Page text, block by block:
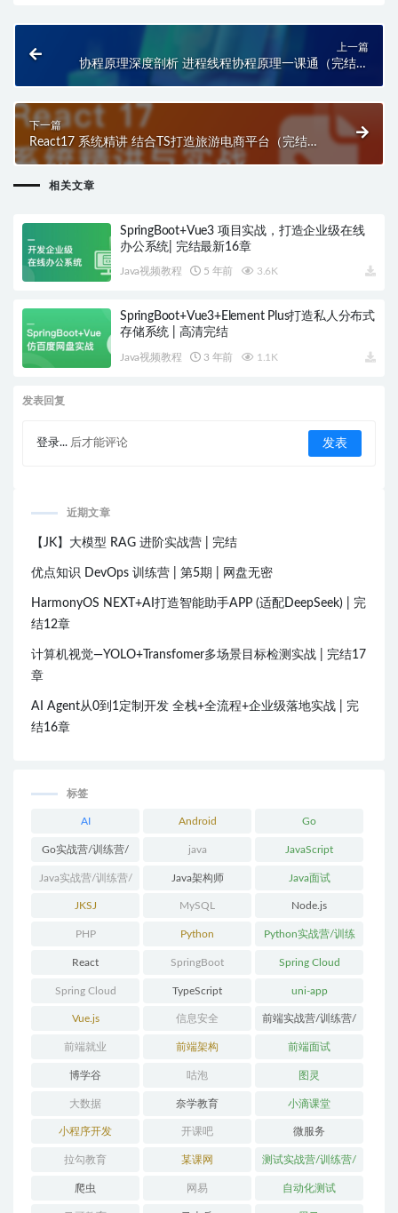
上一篇
协程原理深度剖析 进程线程协程原理一课通（完结无
下一篇
React17 系统精讲 结合TS打造旅游电商平台（完结无
密）
相关文章
SpringBoot+Vue3 项目实战，打造企业级在线
办公系统| 完结最新16章
Java视频教程 5 年前 3.6K
SpringBoot+Vue3+Element Plus打造私人分布式
存储系统 | 高清完结
Java视频教程 3 年前 1.1K
发表回复
登录... 后才能评论
近期文章
【JK】大模型 RAG 进阶实战营 | 完结
优点知识 DevOps 训练营 | 第5期 | 网盘无密
HarmonyOS NEXT+AI打造智能助手APP (适配DeepSeek) | 完
结12章
计算机视觉—YOLO+Transfomer多场景目标检测实战 | 完结17
章
AI Agent从0到1定制开发 全栈+全流程+企业级落地实战 | 完
结16章
标签
AI Android Go
Go实战营/训练营/
体系课
java JavaScript
Java实战营/训练营/
体系课
Java架构师 Java面试
JKSJ MySQL Node.js
PHP Python Python实战营/训练
营/体系课
React SpringBoot Spring Cloud
Spring Cloud
Alibaba
TypeScript uni-app
Vue.js 信息安全 前端实战营/训练营/
体系课
前端就业 前端架构 前端面试
博学谷 咕泡 图灵
大数据 奈学教育 小滴课堂
小程序开发 开课吧 微服务
拉勾教育 某课网 测试实战营/训练营/
体系课
爬虫 网易 自动化测试